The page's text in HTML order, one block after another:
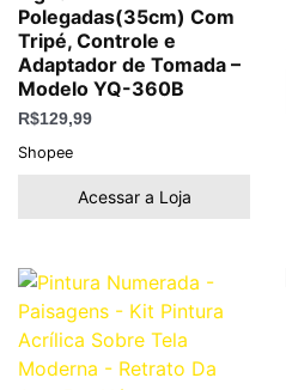
Polegadas(35cm) Com
Tripé, Controle e
Adaptador de Tomada –
Modelo YQ-360B
R$129,99
Shopee
Acessar a Loja